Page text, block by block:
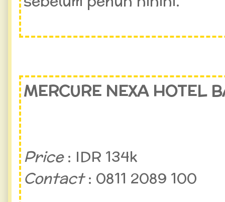
MERCURE NEXA HOTEL
Price: IDR 134k
Contact: 0811 2089 100